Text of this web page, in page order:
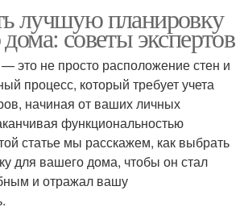
лучшую планировку
советы экспертов
это не просто расположение стен и
процесс, который требует учета
начиная от ваших личных
функциональностью
статье мы расскажем, как выбрать
для вашего дома, чтобы он стал
и отражал вашу